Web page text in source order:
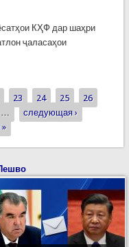
КҲФ дар шаҳри
ҷаласаҳои
дар воҳидҳои
23 24 25
26
…
следующая ›